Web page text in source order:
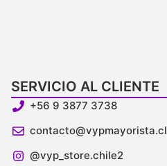
SERVICIO AL CLIENTE
+56 9 3877 3738
contacto@vypmayorista.cl
@vyp_store.chile2